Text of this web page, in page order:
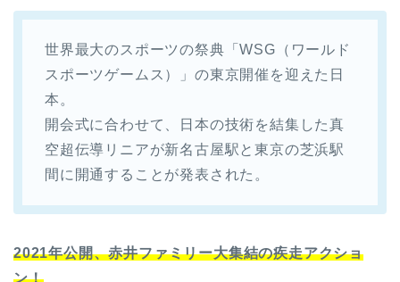
世界最大のスポーツの祭典「WSG（ワールド
スポーツゲームス）」の東京開催を迎えた日
本。
開会式に合わせて、日本の技術を結集した真
空超伝導リニアが新名古屋駅と東京の芝浜駅
間に開通することが発表された。
2021年公開、赤井ファミリー大集結の疾走アクショ
ン！